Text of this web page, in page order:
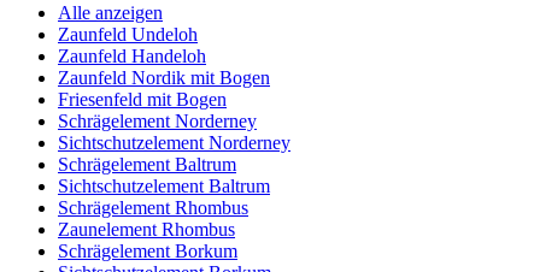
Alle anzeigen
Zaunfeld Undeloh
Zaunfeld Handeloh
Zaunfeld Nordik mit Bogen
Friesenfeld mit Bogen
Schrägelement Norderney
Sichtschutzelement Norderney
Schrägelement Baltrum
Sichtschutzelement Baltrum
Schrägelement Rhombus
Zaunelement Rhombus
Schrägelement Borkum